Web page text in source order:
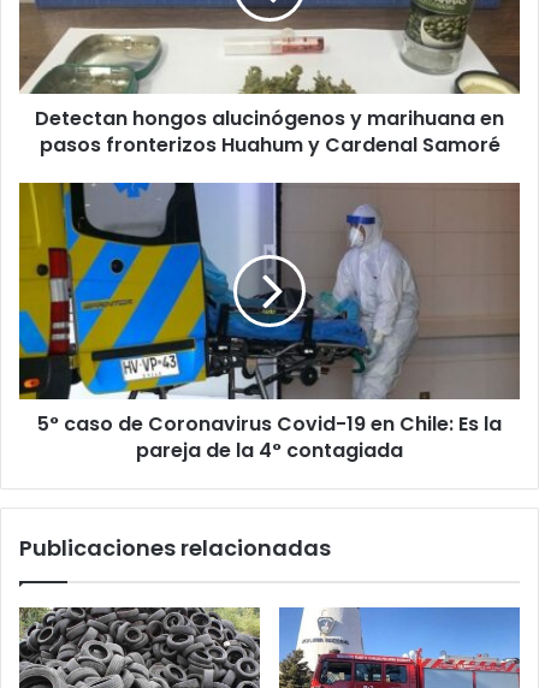
en
pasos
fronterizos
Huahum
Cardenal
Detectan hongos alucinógenos y marihuana en
pasos fronterizos Huahum y Cardenal Samoré
5°
caso
Coronavirus
Covid-
19
en
Chile:
Es
contagiada
5° caso de Coronavirus Covid-19 en Chile: Es la
pareja de la 4° contagiada
Publicaciones relacionadas